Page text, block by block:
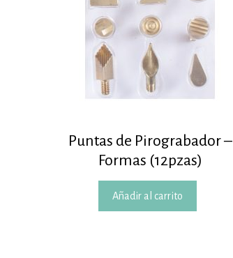
Puntas de Pirograbador –
Formas (12pzas)
Añadir al carrito